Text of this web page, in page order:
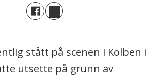
stått på scenen i Kolben i
utsette på grunn av